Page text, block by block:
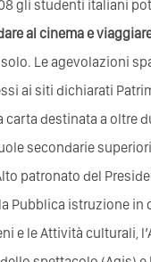
gli studenti italiani
al cinema e
solo. Le agevolazioni
ai siti dichiarati
carta destinata a oltre
secondarie
patronato del
Pubblica istruzione in
e le Attività culturali,